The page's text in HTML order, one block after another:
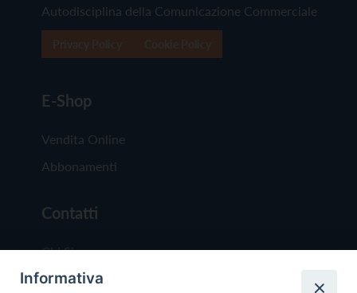
Autodisciplina della Comunicazione Commerciale
E-Shop
Vendita Online
Abbonamenti
Contatti
Chi Siamo
Redazione
Informativa